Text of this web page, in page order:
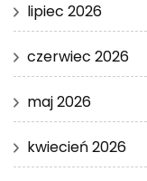
lipiec 2026
czerwiec 2026
maj 2026
kwiecień 2026